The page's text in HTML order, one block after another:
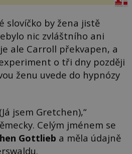
slovíčko by žena jistě
nic zvláštního ani
ale Carroll překvapen, a
o tři dny později
ženu uvede do hypnózy
jsem Gretchen),“
Celým jménem se
Gottlieb a měla údajně